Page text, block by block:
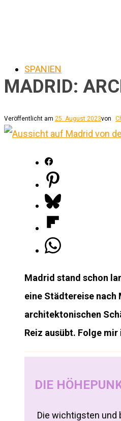
SPANIEN
MADRID:
Veröffentlicht am 25. August 2023von
Madrid stand schon
eine Städtereise nach
architektonischen
Reiz ausübt. Folge
DIE
Die wichtigsten und